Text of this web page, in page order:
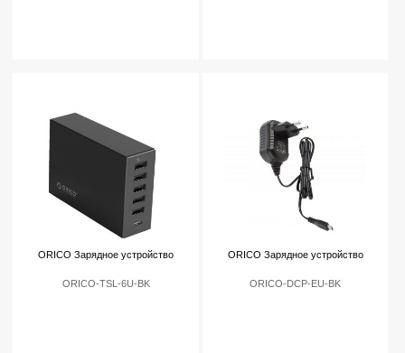
ORICO Зарядное устройство
ORICO-TSL-6U-BK
ORICO Зарядное устройство
ORICO-DCP-EU-BK